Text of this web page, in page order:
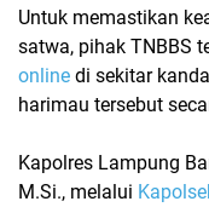
Untuk memastikan
satwa, pihak TNBBS
online di sekitar
harimau tersebut
Kapolres Lampung
M.Si., melalui